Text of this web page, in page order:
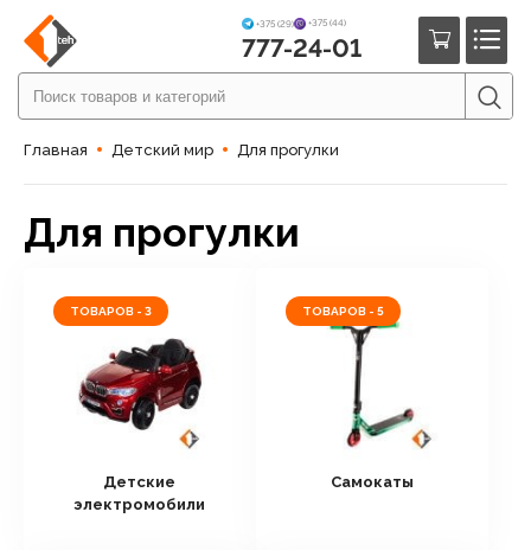
+375 (29) +375 (44)
777-24-01
Главная Детский мир Для прогулки
Для прогулки
Детские
электромобили
ТОВАРОВ - 3
Самокаты
ТОВАРОВ - 5